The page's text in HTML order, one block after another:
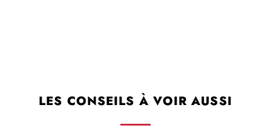
LES CONSEILS À VOIR AUSSI